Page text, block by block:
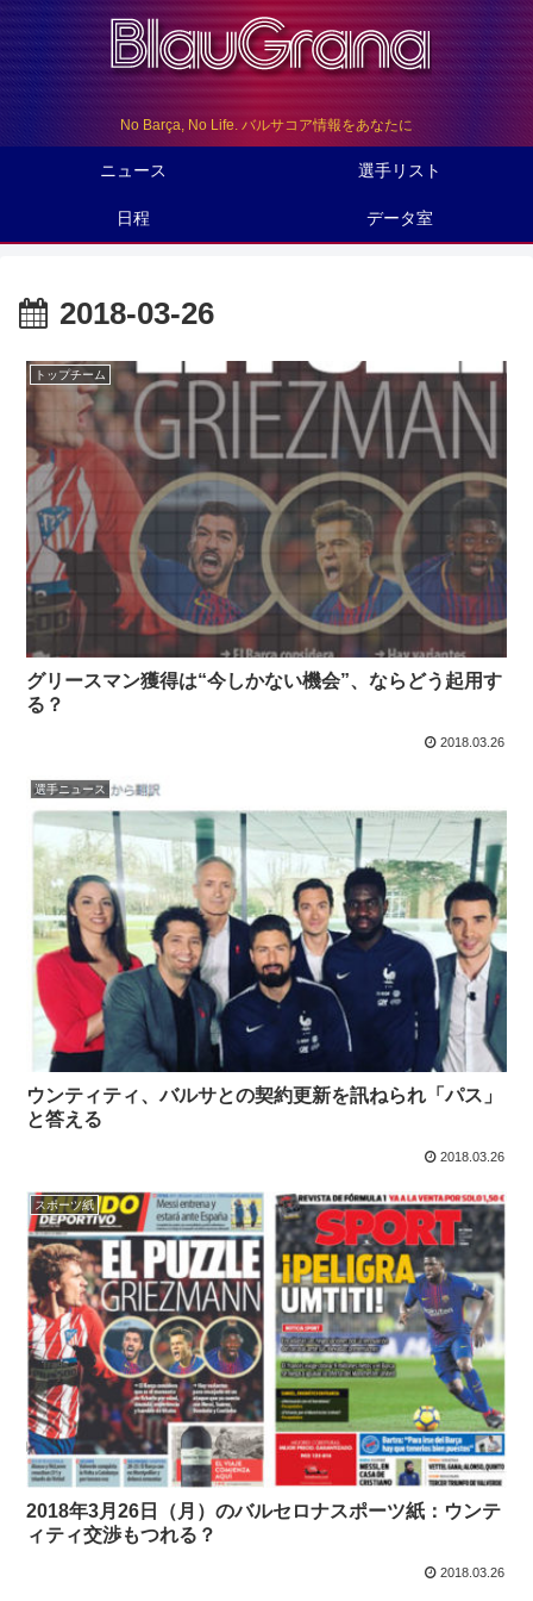
No Barça, No Life. バルサコア情報をあなたに
ニュース 選手リスト
日程 データ室
2018-03-26
トップチーム
グリースマン獲得は“今しかない機会”、ならどう起用す
る？
2018.03.26
選手ニュース
ウンティティ、バルサとの契約更新を訊ねられ「パス」
と答える
2018.03.26
スポーツ紙
2018年3月26日（月）のバルセロナスポーツ紙：ウンテ
ィティ交渉もつれる？
2018.03.26